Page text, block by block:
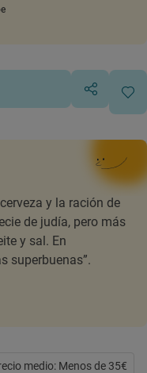
y la ración de
de judía, pero más
y sal. En
superbuenas”.
medio: Menos de 35€